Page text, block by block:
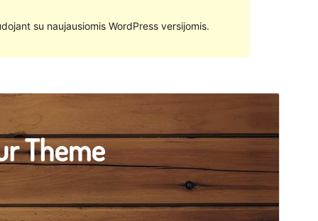
su naujausiomis WordPress versijomis.
Versija
1.5
Atnaujinta
24 rugpjūčio, 2016
Aktyvių instaliacijų
4.2
Temos pradinis puslapis